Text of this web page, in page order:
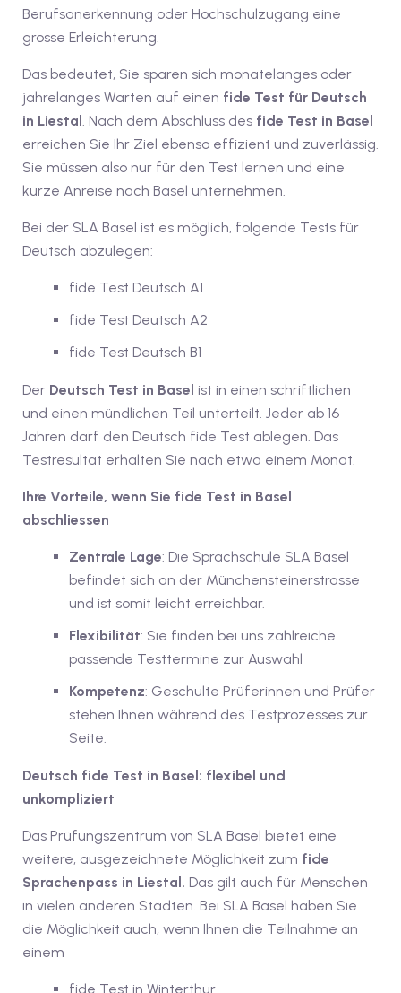
A1
mit Gutschein
mit
A2
Deutschkurse mit
mit Gutschein
mit Gutschein
mit
Deutschkurse mit
Berufsanerkennung oder Hochschulzugang eine
grosse Erleichterung.
Das bedeutet, Sie sparen sich monatelanges oder
jahrelanges Warten auf einen fide Test für Deutsch
in Liestal. Nach dem Abschluss des fide Test in Basel
erreichen Sie Ihr Ziel ebenso effizient und zuverlässig.
Sie müssen also nur für den Test lernen und eine
kurze Anreise nach Basel unternehmen.
Bei der SLA Basel ist es möglich, folgende Tests für
Deutsch abzulegen:
fide Test Deutsch A1
fide Test Deutsch A2
fide Test Deutsch B1
Der Deutsch Test in Basel ist in einen schriftlichen
und einen mündlichen Teil unterteilt. Jeder ab 16
Jahren darf den Deutsch fide Test ablegen. Das
Testresultat erhalten Sie nach etwa einem Monat.
Ihre Vorteile, wenn Sie fide Test in Basel
abschliessen
Zentrale Lage: Die Sprachschule SLA Basel
befindet sich an der Münchensteinerstrasse
und ist somit leicht erreichbar.
Flexibilität: Sie finden bei uns zahlreiche
passende Testtermine zur Auswahl
Kompetenz: Geschulte Prüferinnen und Prüfer
stehen Ihnen während des Testprozesses zur
Seite.
Deutsch fide Test in Basel: flexibel und
unkompliziert
Das Prüfungszentrum von SLA Basel bietet eine
weitere, ausgezeichnete Möglichkeit zum fide
Sprachenpass in Liestal. Das gilt auch für Menschen
in vielen anderen Städten. Bei SLA Basel haben Sie
die Möglichkeit auch, wenn Ihnen die Teilnahme an
einem
fide Test in Winterthur